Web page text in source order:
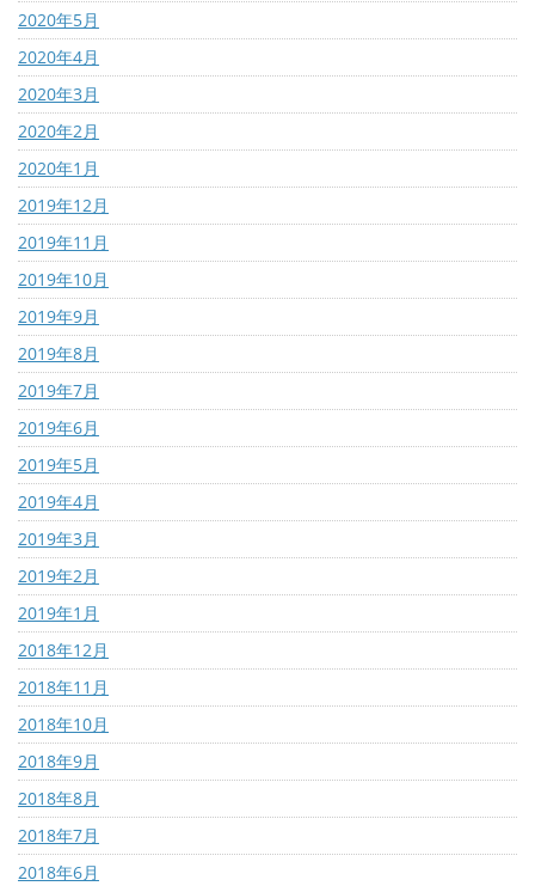
2020年5月
2020年4月
2020年3月
2020年2月
2020年1月
2019年12月
2019年11月
2019年10月
2019年9月
2019年8月
2019年7月
2019年6月
2019年5月
2019年4月
2019年3月
2019年2月
2019年1月
2018年12月
2018年11月
2018年10月
2018年9月
2018年8月
2018年7月
2018年6月